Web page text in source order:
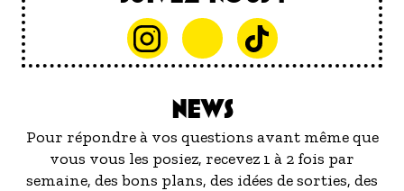
NEWS
Pour répondre à vos questions avant même que
vous vous les posiez, recevez 1 à 2 fois par
semaine, des bons plans, des idées de sorties, des